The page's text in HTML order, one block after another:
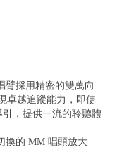
臂採用精密的雙萬向
卓越追蹤能力，即使
，提供一流的聆聽體
換的 MM 唱頭放大